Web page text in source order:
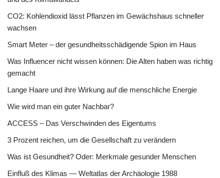
CO2: Kohlendioxid lässt Pflanzen im Gewächshaus schneller
wachsen
Smart Meter – der gesundheitsschädigende Spion im Haus
Was Influencer nicht wissen können: Die Alten haben was richtig
gemacht
Lange Haare und ihre Wirkung auf die menschliche Energie
Wie wird man ein guter Nachbar?
ACCESS – Das Verschwinden des Eigentums
3 Prozent reichen, um die Gesellschaft zu verändern
Was ist Gesundheit? Oder: Merkmale gesunder Menschen
Einfluß des Klimas — Weltatlas der Archäologie 1988